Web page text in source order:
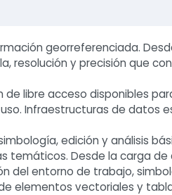
georreferenciada.
resolución y precisión que
libre acceso disponibles
Infraestructuras de datos
edición y análisis
temáticos. Desde la carga
del entorno de trabajo,
elementos vectoriales y